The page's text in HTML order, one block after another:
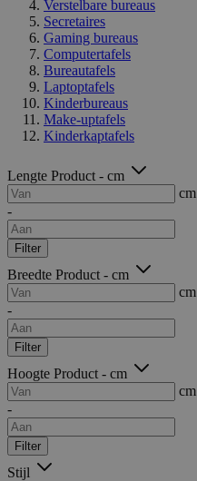
Verstelbare bureaus
Secretaires
Gaming bureaus
Computertafels
Bureautafels
Laptoptafels
Kinderbureaus
Make-uptafels
Kinderkaptafels
Lengte Product - cm
cm
-
Filter
Breedte Product - cm
cm
-
Filter
Hoogte Product - cm
cm
-
Filter
Stijl